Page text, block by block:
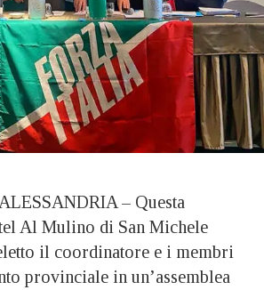
– Questa
Al Mulino di San Michele
il coordinatore e i membri
provinciale in un’assemblea